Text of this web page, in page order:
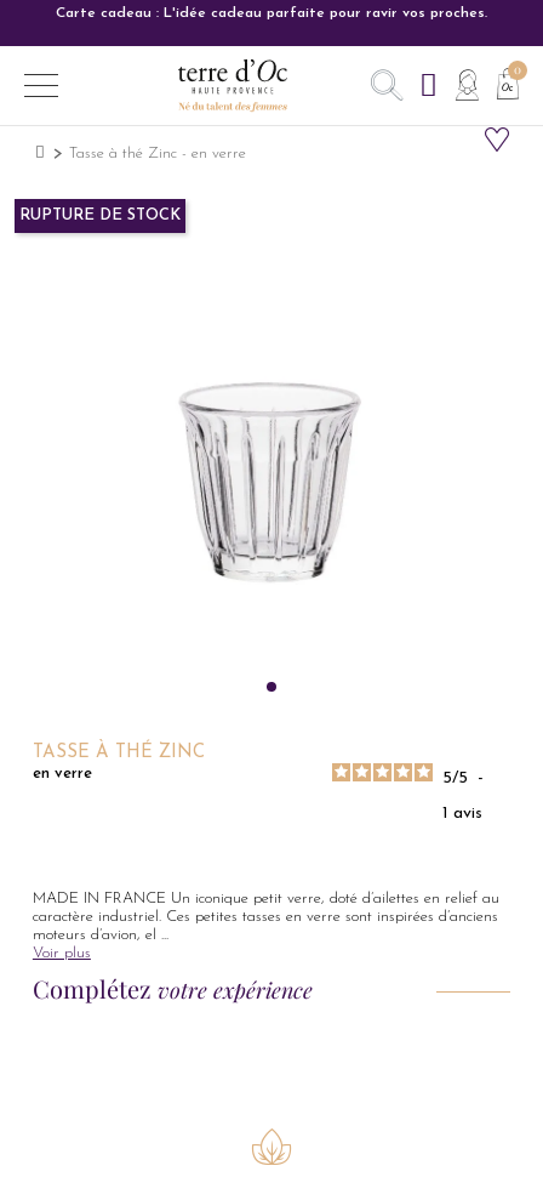
Carte cadeau : L'idée cadeau parfaite pour ravir vos proches.
Tasse à thé Zinc - en verre
RUPTURE DE STOCK
TASSE À THÉ ZINC
en verre 5/5
-
1avis
MADE IN FRANCE Un iconique petit verre, doté d’ailettes en relief au
caractère industriel. Ces petites tasses en verre sont inspirées d’anciens
moteurs d’avion, el ...
Voir plus
Complétez votre expérience